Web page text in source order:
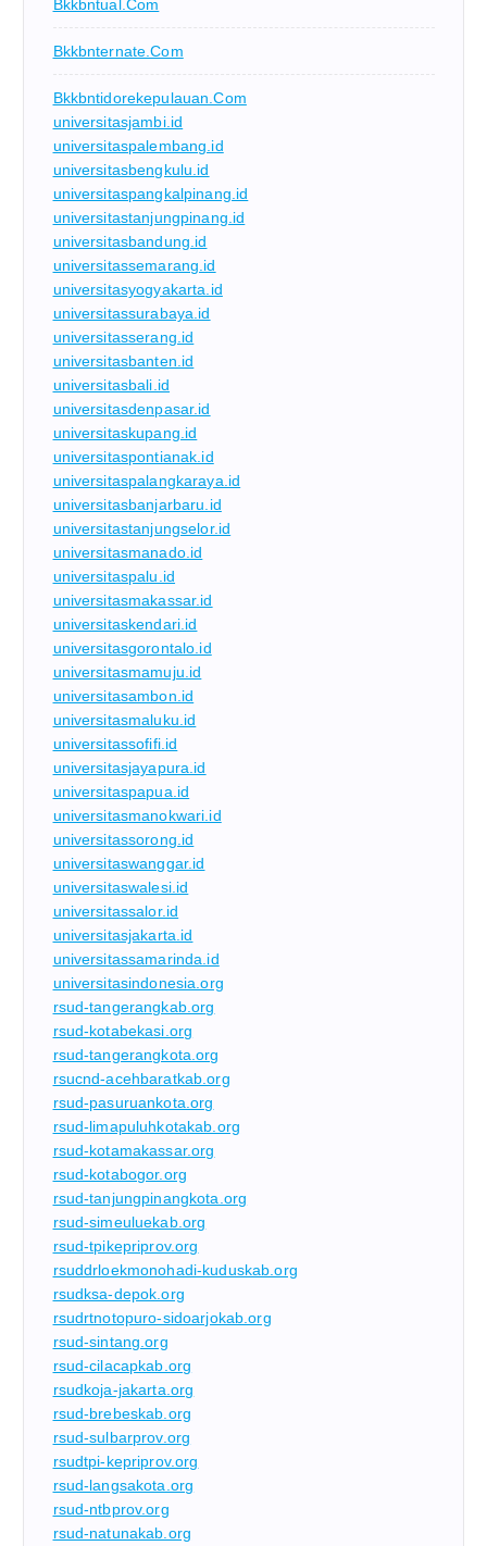
Bkkbntual.com
Bkkbnternate.com
Bkkbntidorekepulauan.com
universitasjambi.id
universitaspalembang.id
universitasbengkulu.id
universitaspangkalpinang.id
universitastanjungpinang.id
universitasbandung.id
universitassemarang.id
universitasyogyakarta.id
universitassurabaya.id
universitasserang.id
universitasbanten.id
universitasbali.id
universitasdenpasar.id
universitaskupang.id
universitaspontianak.id
universitaspalangkaraya.id
universitasbanjarbaru.id
universitastanjungselor.id
universitasmanado.id
universitaspalu.id
universitasmakassar.id
universitaskendari.id
universitasgorontalo.id
universitasmamuju.id
universitasambon.id
universitasmaluku.id
universitassofifi.id
universitasjayapura.id
universitaspapua.id
universitasmanokwari.id
universitassorong.id
universitaswanggar.id
universitaswalesi.id
universitassalor.id
universitasjakarta.id
universitassamarinda.id
universitasindonesia.org
rsud-tangerangkab.org
rsud-kotabekasi.org
rsud-tangerangkota.org
rsucnd-acehbaratkab.org
rsud-pasuruankota.org
rsud-limapuluhkotakab.org
rsud-kotamakassar.org
rsud-kotabogor.org
rsud-tanjungpinangkota.org
rsud-simeuluekab.org
rsud-tpikepriprov.org
rsuddrloekmonohadi-kuduskab.org
rsudksa-depok.org
rsudrtnotopuro-sidoarjokab.org
rsud-sintang.org
rsud-cilacapkab.org
rsudkoja-jakarta.org
rsud-brebeskab.org
rsud-sulbarprov.org
rsudtpi-kepriprov.org
rsud-langsakota.org
rsud-ntbprov.org
rsud-natunakab.org